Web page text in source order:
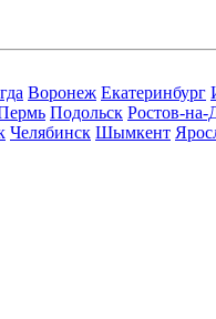
Воронеж Екатеринбург
Подольск Ростов-на-
Челябинск Шымкент